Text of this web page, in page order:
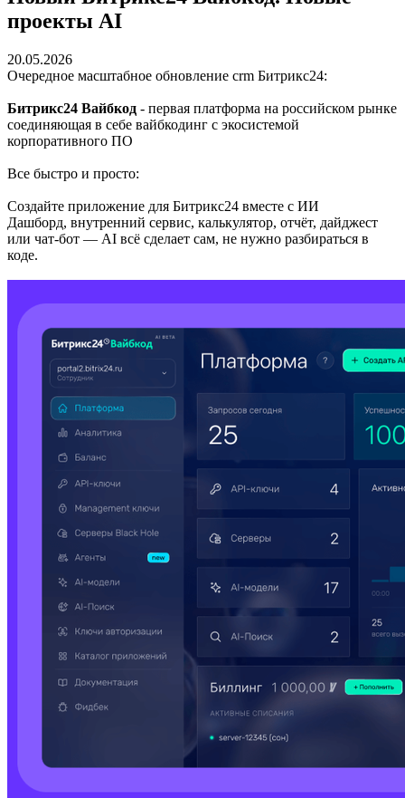
проекты AI
20.05.2026
Очередное масштабное обновление crm Битрикс24:
Битрикс24 Вайбкод - первая платформа на российском рынке
соединяющая в себе вайбкодинг с экосистемой
корпоративного ПО
Все быстро и просто:
Создайте приложение для Битрикс24 вместе с ИИ
Дашборд, внутренний сервис, калькулятор, отчёт, дайджест
или чат-бот — AI всё сделает сам, не нужно разбираться в
коде.